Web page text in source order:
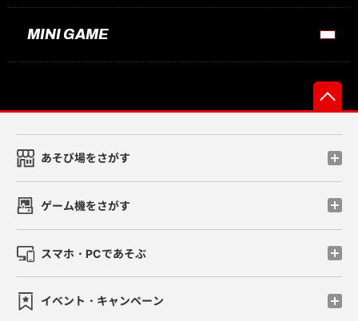
MINI GAME
あそび場をさがす
ゲーム機をさがす
スマホ・PCであそぶ
イベント・キャンペーン